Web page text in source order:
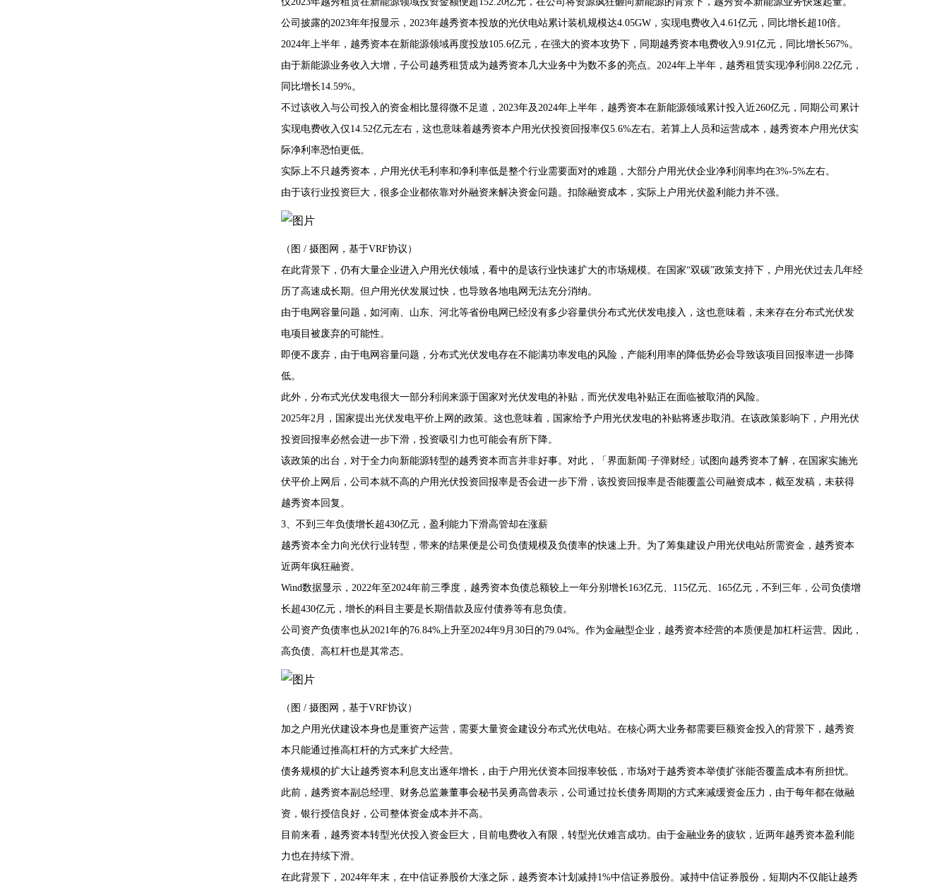
公司披露的2023年年报显示，2023年越秀资本投放的光伏电站累计装机规模达4.05GW，实现电费收入4.61亿元，同比增长超10倍。
2024年上半年，越秀资本在新能源领域再度投放105.6亿元，在强大的资本攻势下，同期越秀资本电费收入9.91亿元，同比增长567%。
由于新能源业务收入大增，子公司越秀租赁成为越秀资本几大业务中为数不多的亮点。2024年上半年，越秀租赁实现净利润8.22亿元，
同比增长14.59%。
不过该收入与公司投入的资金相比显得微不足道，2023年及2024年上半年，越秀资本在新能源领域累计投入近260亿元，同期公司累计
实现电费收入仅14.52亿元左右，这也意味着越秀资本户用光伏投资回报率仅5.6%左右。若算上人员和运营成本，越秀资本户用光伏实
际净利率恐怕更低。
实际上不只越秀资本，户用光伏毛利率和净利率低是整个行业需要面对的难题，大部分户用光伏企业净利润率均在3%-5%左右。
由于该行业投资巨大，很多企业都依靠对外融资来解决资金问题。扣除融资成本，实际上户用光伏盈利能力并不强。
（图 / 摄图网，基于VRF协议）
在此背景下，仍有大量企业进入户用光伏领域，看中的是该行业快速扩大的市场规模。在国家“双碳”政策支持下，户用光伏过去几年经
历了高速成长期。但户用光伏发展过快，也导致各地电网无法充分消纳。
由于电网容量问题，如河南、山东、河北等省份电网已经没有多少容量供分布式光伏发电接入，这也意味着，未来存在分布式光伏发
电项目被废弃的可能性。
即便不废弃，由于电网容量问题，分布式光伏发电存在不能满功率发电的风险，产能利用率的降低势必会导致该项目回报率进一步降
低。
此外，分布式光伏发电很大一部分利润来源于国家对光伏发电的补贴，而光伏发电补贴正在面临被取消的风险。
2025年2月，国家提出光伏发电平价上网的政策。这也意味着，国家给予户用光伏发电的补贴将逐步取消。在该政策影响下，户用光伏
投资回报率必然会进一步下滑，投资吸引力也可能会有所下降。
该政策的出台，对于全力向新能源转型的越秀资本而言并非好事。对此，「界面新闻·子弹财经」试图向越秀资本了解，在国家实施光
伏平价上网后，公司本就不高的户用光伏投资回报率是否会进一步下滑，该投资回报率是否能覆盖公司融资成本，截至发稿，未获得
越秀资本回复。
3、不到三年负债增长超430亿元，盈利能力下滑高管却在涨薪
越秀资本全力向光伏行业转型，带来的结果便是公司负债规模及负债率的快速上升。为了筹集建设户用光伏电站所需资金，越秀资本
近两年疯狂融资。
Wind数据显示，2022年至2024年前三季度，越秀资本负债总额较上一年分别增长163亿元、115亿元、165亿元，不到三年，公司负债增
长超430亿元，增长的科目主要是长期借款及应付债券等有息负债。
公司资产负债率也从2021年的76.84%上升至2024年9月30日的79.04%。作为金融型企业，越秀资本经营的本质便是加杠杆运营。因此，
高负债、高杠杆也是其常态。
（图 / 摄图网，基于VRF协议）
加之户用光伏建设本身也是重资产运营，需要大量资金建设分布式光伏电站。在核心两大业务都需要巨额资金投入的背景下，越秀资
本只能通过推高杠杆的方式来扩大经营。
债务规模的扩大让越秀资本利息支出逐年增长，由于户用光伏资本回报率较低，市场对于越秀资本举债扩张能否覆盖成本有所担忧。
此前，越秀资本副总经理、财务总监兼董事会秘书吴勇高曾表示，公司通过拉长债务周期的方式来减缓资金压力，由于每年都在做融
资，银行授信良好，公司整体资金成本并不高。
目前来看，越秀资本转型光伏投入资金巨大，目前电费收入有限，转型光伏难言成功。由于金融业务的疲软，近两年越秀资本盈利能
力也在持续下滑。
在此背景下，2024年年末，在中信证券股价大涨之际，越秀资本计划减持1%中信证券股份。减持中信证券股份，短期内不仅能让越秀